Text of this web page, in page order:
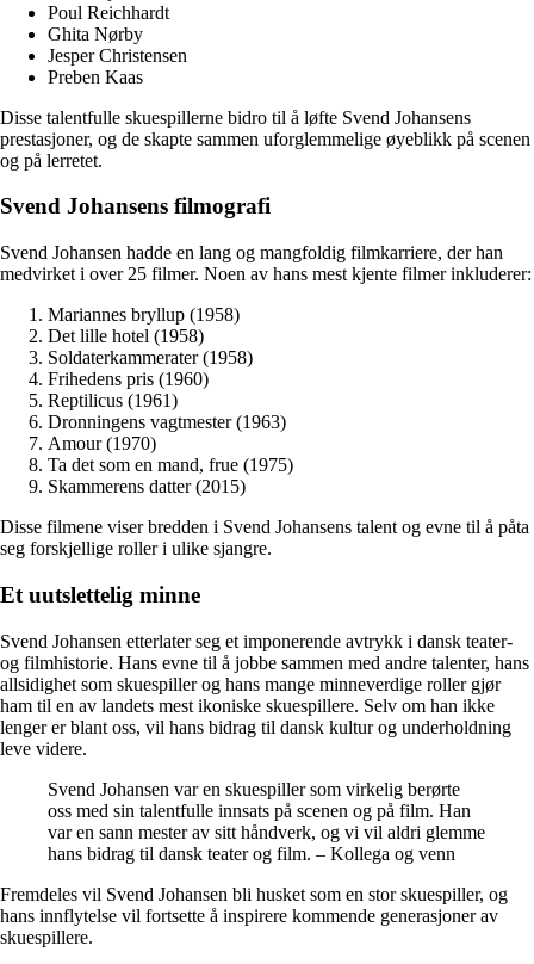
Poul Reichhardt
Ghita Nørby
Jesper Christensen
Preben Kaas
Disse talentfulle skuespillerne bidro til å løfte Svend Johansens
prestasjoner, og de skapte sammen uforglemmelige øyeblikk på scenen
og på lerretet.
Svend Johansens filmografi
Svend Johansen hadde en lang og mangfoldig filmkarriere, der han
medvirket i over 25 filmer. Noen av hans mest kjente filmer inkluderer:
Mariannes bryllup (1958)
Det lille hotel (1958)
Soldaterkammerater (1958)
Frihedens pris (1960)
Reptilicus (1961)
Dronningens vagtmester (1963)
Amour (1970)
Ta det som en mand, frue (1975)
Skammerens datter (2015)
Disse filmene viser bredden i Svend Johansens talent og evne til å påta
seg forskjellige roller i ulike sjangre.
Et uutslettelig minne
Svend Johansen etterlater seg et imponerende avtrykk i dansk teater-
og filmhistorie. Hans evne til å jobbe sammen med andre talenter, hans
allsidighet som skuespiller og hans mange minneverdige roller gjør
ham til en av landets mest ikoniske skuespillere. Selv om han ikke
lenger er blant oss, vil hans bidrag til dansk kultur og underholdning
leve videre.
Svend Johansen var en skuespiller som virkelig berørte
oss med sin talentfulle innsats på scenen og på film. Han
var en sann mester av sitt håndverk, og vi vil aldri glemme
hans bidrag til dansk teater og film. – Kollega og venn
Fremdeles vil Svend Johansen bli husket som en stor skuespiller, og
hans innflytelse vil fortsette å inspirere kommende generasjoner av
skuespillere.